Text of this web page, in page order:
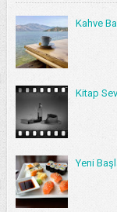
Kahve
Kitap
Yeni